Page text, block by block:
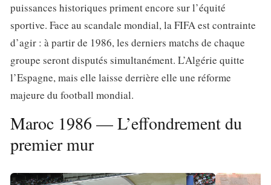
puissances historiques priment encore sur l’équité
sportive. Face au scandale mondial, la FIFA est contrainte
d’agir : à partir de 1986, les derniers matchs de chaque
groupe seront disputés simultanément. L’Algérie quitte
l’Espagne, mais elle laisse derrière elle une réforme
majeure du football mondial.
Maroc 1986 — L’effondrement du
premier mur